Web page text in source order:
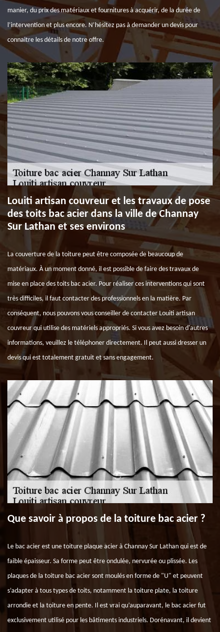
manier, du prix des matériaux et fournitures à acquérir, de la durée de
l’intervention et plus encore. N’hésitez pas à demander un devis pour
connaitre les détails de notre offre.
Louiti artisan couvreur et les travaux de pose
des toits bac acier dans la ville de Channay
Sur Lathan et ses environs
La couverture de la toiture peut être composée de beaucoup de
matériaux. À un moment donné, il est possible de faire des travaux de
mise en place des toits bac acier. Pour réaliser ces interventions qui sont
très difficiles, il faut contacter des professionnels en la matière. Par
conséquent, nous pouvons vous conseiller de contacter Louiti artisan
couvreur qui utilise des matériels appropriés. Si vous avez besoin d'autres
informations, veuillez le téléphoner directement. Il peut aussi dresser un
devis qui est totalement gratuit et sans engagement.
Que savoir à propos de la toiture bac acier ?
Le bac acier est une toiture plaque acier à Channay Sur Lathan qui est de
faible épaisseur. Sa forme peut être ondulée, nervurée ou plissée. Les
plaques de la toiture bac acier sont moulés en forme de "U" et peuvent
s’adapter à tous types de toits, notamment la toiture plate, la toiture
arrondie et la toiture en pente. Il est vrai qu’auparavant, le bac acier fut
exclusivement utilisé pour les bâtiments industriels. Dorénavant, il devient